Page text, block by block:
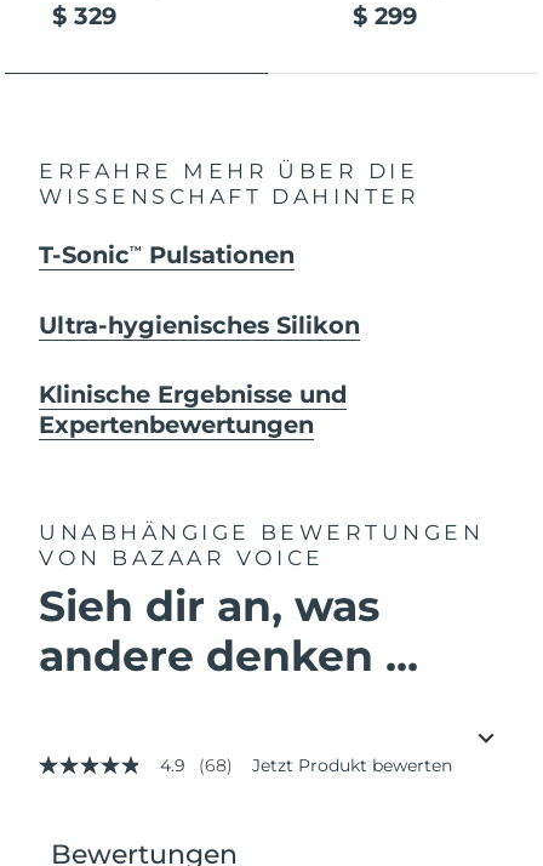
$ 329 $ 299
ERFAHRE MEHR ÜBER DIE
WISSENSCHAFT DAHINTER
T-SonicTM Pulsationen
Ultra-hygienisches Silikon
Klinische Ergebnisse und
Expertenbewertungen
UNABHÄNGIGE BEWERTUNGEN
VON BAZAAR VOICE
Sieh dir an, was
andere denken ...
4.9
Durchschnittswert
4.9 (68) Jetzt Produkt bewerten